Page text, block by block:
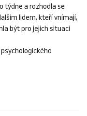
týdne a rozhodla se
lidem, kteří vnímají,
být pro jejich situaci